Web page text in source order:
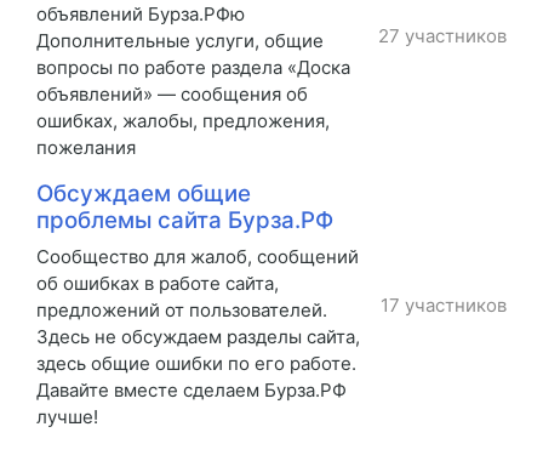
объявлений Бурза.РФю
Дополнительные услуги, общие
вопросы по работе раздела «Доска
объявлений» — сообщения об
ошибках, жалобы, предложения,
пожелания
27 участников
Обсуждаем общие
проблемы сайта Бурза.РФ
Сообщество для жалоб, сообщений
об ошибках в работе сайта,
предложений от пользователей.
Здесь не обсуждаем разделы сайта,
здесь общие ошибки по его работе.
Давайте вместе сделаем Бурза.РФ
лучше!
17 участников